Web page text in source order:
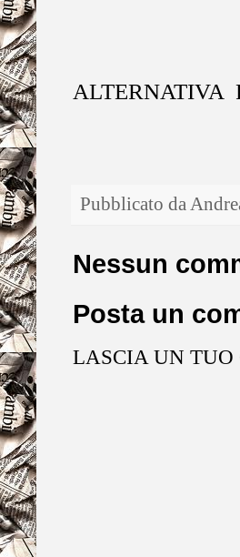
ALTERNATIVA
Pubblicato da
Nessun
Posta un
LASCIA UN TUO